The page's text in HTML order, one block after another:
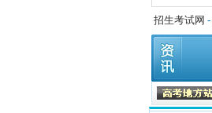
招生考试网 -